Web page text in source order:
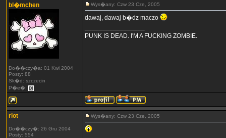
bl�mchen
Do��czy�a: 01 Kwi 2004
Posty: 88
Sk�d: szczecin
P�e�:
Wys�any: Czw 23 Cze, 2005
dawaj, dawaj b�dz maczo
PUNK IS DEAD. I'M A FUCKING ZOMBIE.
riot
Do��czy�: 26 Gru 2004
Posty: 554
Wys�any: Czw 23 Cze, 2005